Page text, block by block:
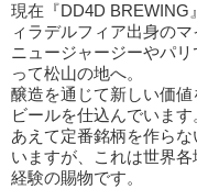
現在『DD4D BREWING
ィラデルフィア出身のマ
ニュージャージーやパ
って松山の地へ。
醸造を通じて新しい価
ビールを仕込んでいます
あえて定番銘柄を作ら
いますが、これは世界
経験の賜物です。